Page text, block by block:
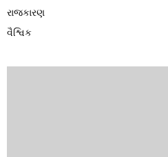
રાજકારણ
વૈશ્વિક